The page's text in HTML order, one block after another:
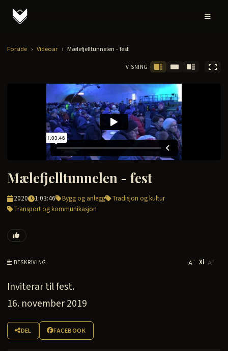
Forside › Videoar › Mælefjelltunnelen - fest
VISNING
Mælefjelltunnelen - fest
2020 1:03:46 Bygg og anlegg
Tradisjon og kultur
Transport og kommunikasjon
BESKRIVING A− Xl A+
Inviterar til fest.
16. november 2019
DEL FACEBOOK